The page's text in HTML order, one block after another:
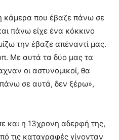
κάμερα που έβαζε πάνω σε
πάνω είχε ένα κόκκινο
την έβαζε απέναντί μας.
Με αυτά τα δύο μας τα
οι αστυνομικοί, θα
σε αυτά, δεν ξέρω»,
και η 13χρονη αδερφή της,
τις καταγραφές γίνονταν